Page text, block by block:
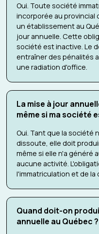
Oui. Toute société
incorporée au provincial
un établissement au
jour annuelle. Cette
société est inactive. Le
entraîner des pénalités
une radiation d'office.
La mise à jour
même si ma société
Oui. Tant que la société
dissoute, elle doit
même si elle n'a généré
aucune activité.
l'immatriculation et de la
Quand doit-on
annuelle au Québec ?